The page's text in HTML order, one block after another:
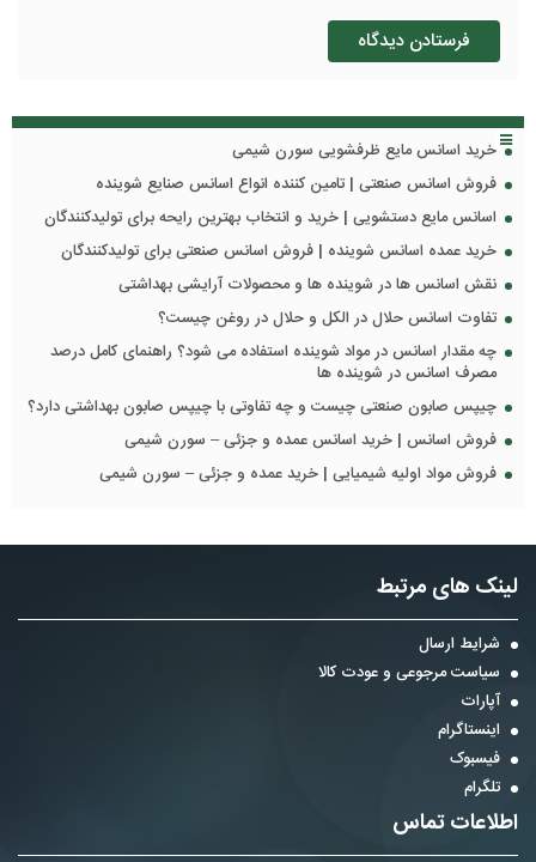
خرید اسانس مایع ظرفشویی سورن شیمی
فروش اسانس صنعتی | تامین کننده انواع اسانس صنایع شوینده
اسانس مایع دستشویی | خرید و انتخاب بهترین رایحه برای تولیدکنندگان
خرید عمده اسانس شوینده | فروش اسانس صنعتی برای تولیدکنندگان
نقش اسانس ها در شوینده ها و محصولات آرایشی بهداشتی
تفاوت اسانس حلال در الکل و حلال در روغن چیست؟
چه مقدار اسانس در مواد شوینده استفاده می شود؟ راهنمای کامل درصد
مصرف اسانس در شوینده ها
چیپس صابون صنعتی چیست و چه تفاوتی با چیپس صابون بهداشتی دارد؟
فروش اسانس | خرید اسانس عمده و جزئی – سورن شیمی
فروش مواد اولیه شیمیایی | خرید عمده و جزئی – سورن شیمی
لینک های مرتبط
شرایط ارسال
سیاست مرجوعی و عودت کالا
آپارات
اینستاگرام
فیسبوک
تلگرام
اطلاعات تماس